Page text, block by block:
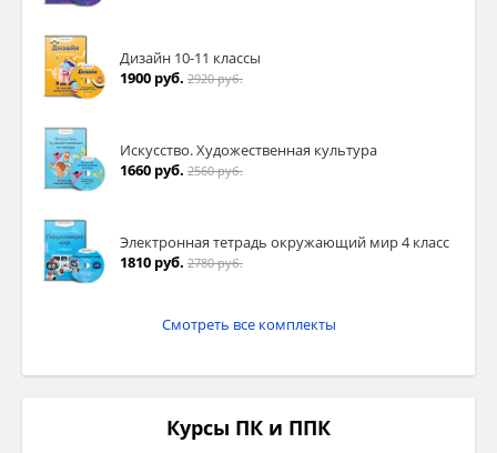
Дизайн 10-11 классы
1900 руб. 2920 руб.
Искусство. Художественная культура
1660 руб. 2560 руб.
Электронная тетрадь окружающий мир 4 класс
1810 руб. 2780 руб.
Смотреть все комплекты
Курсы ПК и ППК